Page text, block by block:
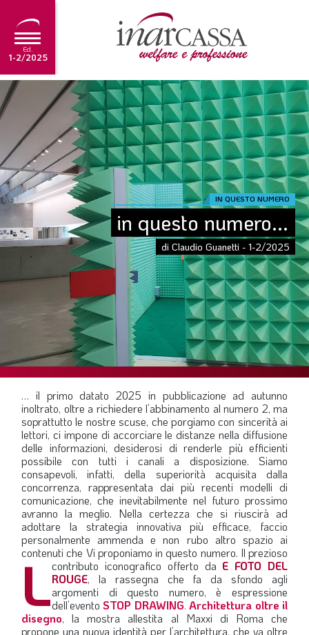
Ed.
1-2/2025
NEWS
EDITORIALE
TUTORIAL
SCADENZARIO
ARCHIVIO
Ultima edizione
1-2/2025
SOMMARIO
EDITORIALE
PREVIDENZA
FOCUS
PROFESSIONE
TERZA PAGINA
LE FOTO DEL FIL ROUGE
IN QUESTO NUMERO
SCENARIO ECONOMICO
SPAZIO APERTO
GOVERNANCE
FONDAZIONE
ASSOCIAZIONI
IN QUESTO NUMERO
in questo numero...
di Claudio Guanetti - 1-2/2025
… il primo datato 2025 in pubblicazione ad autunno
inoltrato, oltre a richiedere l’abbinamento al numero 2, ma
soprattutto le nostre scuse, che porgiamo con sincerità ai
lettori, ci impone di accorciare le distanze nella diffusione
delle informazioni, desiderosi di renderle più efficienti
possibile con tutti i canali a disposizione. Siamo
consapevoli, infatti, della superiorità acquisita dalla
concorrenza, rappresentata dai più recenti modelli di
comunicazione, che inevitabilmente nel futuro prossimo
avranno la meglio. Nella certezza che si riuscirà ad
adottare la strategia innovativa più efficace, faccio
personalmente ammenda e non rubo altro spazio ai
contenuti che Vi proponiamo in questo numero. Il prezioso
contributo iconografico offerto da
L
E FOTO DEL
ROUGE, la rassegna che fa da sfondo agli
argomenti di questo numero, è espressione
dell’eventoSTOP DRAWING.Architettura oltre il
disegno, la mostra allestita al Maxxi di Roma che
propone una nuova identità per l’architettura, che va oltre